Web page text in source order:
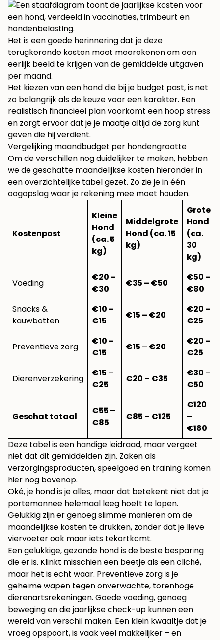
Het is een goede herinnering dat je deze
terugkerende kosten moet meerekenen om een
eerlijk beeld te krijgen van de gemiddelde uitgaven
per maand.
Het kiezen van een hond die bij je budget past, is net
zo belangrijk als de keuze voor een karakter. Een
realistisch financieel plan voorkomt een hoop stress
en zorgt ervoor dat je je maatje altijd de zorg kunt
geven die hij verdient.
Vergelijking maandbudget per hondengrootte
Om de verschillen nog duidelijker te maken, hebben
we de geschatte maandelijkse kosten hieronder in
een overzichtelijke tabel gezet. Zo zie je in één
oogopslag waar je rekening mee moet houden.
Kostenpost
Kleine
Hond
(ca. 5
kg)
Middelgrote
Hond (ca. 15
kg)
Grote
Hond
(ca.
30
kg)
Voeding
€20 –
€30
€35 – €50
€50 –
€80
Snacks &
kauwbotten
€10 –
€15
€15 – €20
€20 –
€25
Preventieve zorg
€10 –
€15
€15 – €20
€20 –
€25
Dierenverzekering
€15 –
€25
€20 – €35
€30 –
€50
Geschat totaal
€55 –
€85
€85 – €125
€120
–
€180
Deze tabel is een handige leidraad, maar vergeet
niet dat dit gemiddelden zijn. Zaken als
verzorgingsproducten, speelgoed en training komen
hier nog bovenop.
Oké, je hond is je alles, maar dat betekent niet dat je
portemonnee helemaal leeg hoeft te lopen.
Gelukkig zijn er genoeg slimme manieren om de
maandelijkse kosten te drukken, zonder dat je lieve
viervoeter ook maar iets tekortkomt.
Een gelukkige, gezonde hond is de beste besparing
die er is. Klinkt misschien een beetje als een cliché,
maar het is echt waar. Preventieve zorg is je
geheime wapen tegen onverwachte, torenhoge
dierenartsrekeningen. Goede voeding, genoeg
beweging en die jaarlijkse check-up kunnen een
wereld van verschil maken. Een klein kwaaltje dat je
vroeg opspoort, is vaak veel makkelijker – en